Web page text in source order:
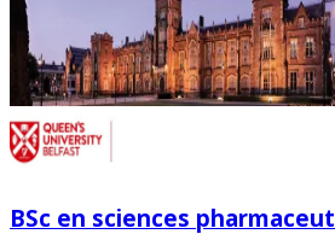
BSc en sciences